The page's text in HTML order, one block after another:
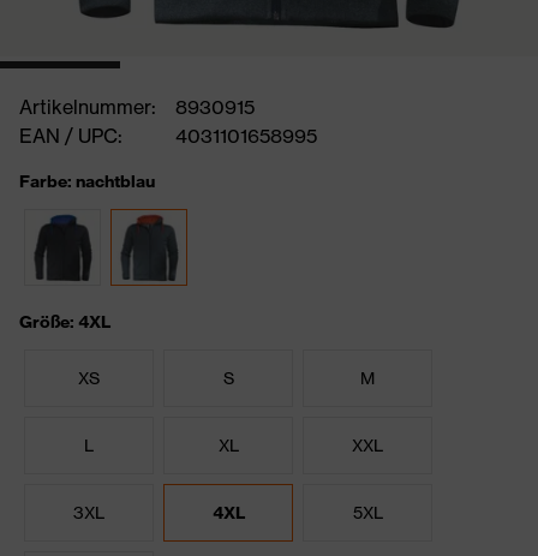
Artikelnummer:
8930915
EAN / UPC:
4031101658995
Farbe: nachtblau
Größe: 4XL
XS S M
L XL XXL
3XL 4XL 5XL